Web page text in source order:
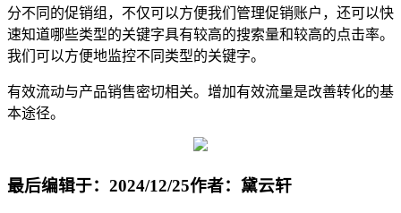
分不同的促销组，不仅可以方便我们管理促销账户，还可以快
速知道哪些类型的关键字具有较高的搜索量和较高的点击率。
我们可以方便地监控不同类型的关键字。
有效流动与产品销售密切相关。增加有效流量是改善转化的基
本途径。
最后编辑于：2024/12/25作者：黛云轩